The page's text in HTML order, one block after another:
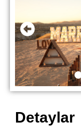
Detaylar